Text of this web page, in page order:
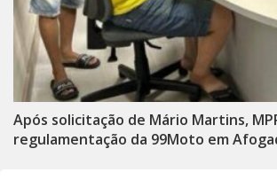
Após solicitação de Mário Martins,
regulamentação da 99Moto em